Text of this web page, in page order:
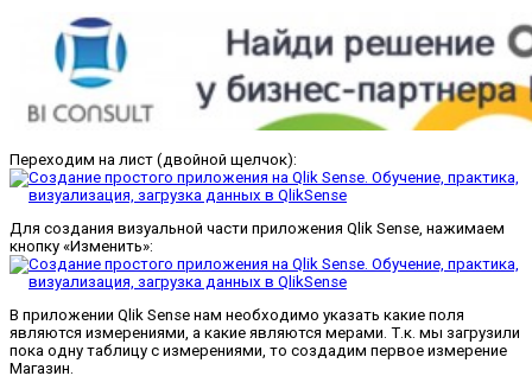
Переходим на лист (двойной щелчок):
Для создания визуальной части приложения Qlik Sense, нажимаем
кнопку «Изменить»:
В приложении Qlik Sense нам необходимо указать какие поля
являются измерениями, а какие являются мерами. Т.к. мы загрузили
пока одну таблицу с измерениями, то создадим первое измерение
Магазин.